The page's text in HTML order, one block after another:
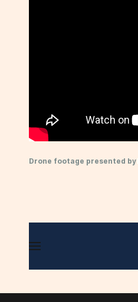
Drone footage presented by